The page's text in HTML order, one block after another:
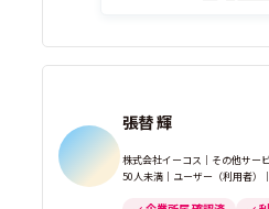
張替 輝
株式会社イーコス｜その他サー
50人未満｜ユーザー（利用者）